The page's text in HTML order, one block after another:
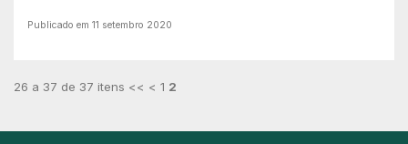
Publicado em 11 setembro 2020
26 a 37 de 37 itens << < 1 2